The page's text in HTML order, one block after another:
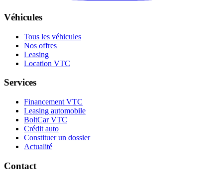
Véhicules
Tous les véhicules
Nos offres
Leasing
Location VTC
Services
Financement VTC
Leasing automobile
BoltCar VTC
Crédit auto
Constituer un dossier
Actualité
Contact